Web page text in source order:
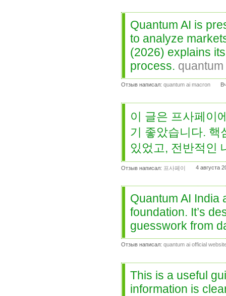
Quantum AI is
to analyze
(2026) explains
process.
Отзыв написал: quantum ai macron
이 글은 프사페이
기 좋았습니다. 핵
있었고, 전반적인
Отзыв написал: 프사페이 4 августа
Quantum AI India
foundation. It’s
guesswork from
Отзыв написал: quantum ai official
This is a useful
information is